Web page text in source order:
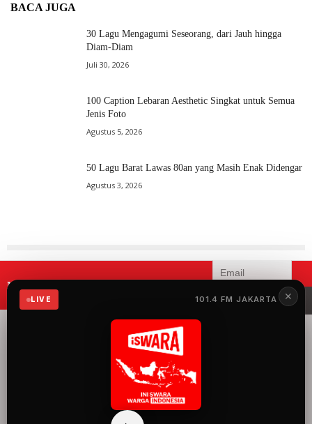
✕
LIVE 101.4 FM JAKARTA
BACA JUGA
30 Lagu Mengagumi Seseorang, dari Jauh hingga
Diam-Diam
Juli 30, 2026
100 Caption Lebaran Aesthetic Singkat untuk Semua
Jenis Foto
Agustus 5, 2026
50 Lagu Barat Lawas 80an yang Masih Enak Didengar
Agustus 3, 2026
Mau menerima informasi terbaru
iSWARA?
merupakan radio yang
konten siaran yang
mengangkat semua hal
Indonesia.